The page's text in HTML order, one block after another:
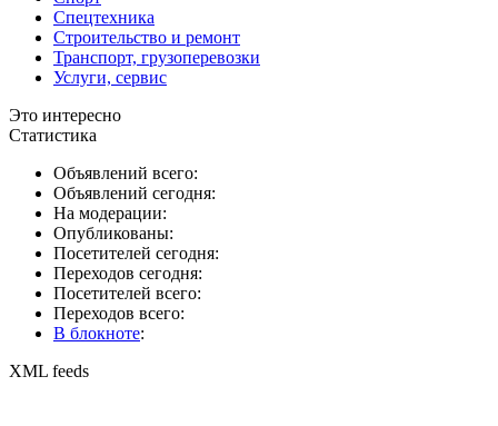
Спецтехника
Строительство и ремонт
Транспорт, грузоперевозки
Услуги, сервис
Это интересно
Статистика
Объявлений всего:
Объявлений сегодня:
На модерации:
Опубликованы:
Посетителей сегодня:
Переходов сегодня:
Посетителей всего:
Переходов всего:
В блокноте:
XML feeds